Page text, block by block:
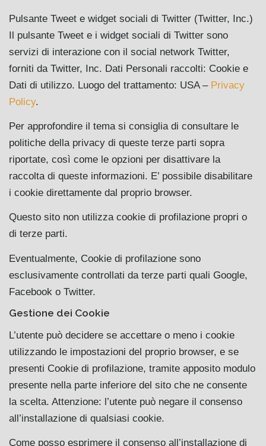
Pulsante Tweet e widget sociali di Twitter (Twitter, Inc.)
Il pulsante Tweet e i widget sociali di Twitter sono
servizi di interazione con il social network Twitter,
forniti da Twitter, Inc. Dati Personali raccolti: Cookie e
Dati di utilizzo. Luogo del trattamento: USA – Privacy
Policy.
Per approfondire il tema si consiglia di consultare le
politiche della privacy di queste terze parti sopra
riportate, così come le opzioni per disattivare la
raccolta di queste informazioni. E’ possibile disabilitare
i cookie direttamente dal proprio browser.
Questo sito non utilizza cookie di profilazione propri o
di terze parti.
Eventualmente, Cookie di profilazione sono
esclusivamente controllati da terze parti quali Google,
Facebook o Twitter.
Gestione dei Cookie
L’utente può decidere se accettare o meno i cookie
utilizzando le impostazioni del proprio browser, e se
presenti Cookie di profilazione, tramite apposito modulo
presente nella parte inferiore del sito che ne consente
la scelta. Attenzione: l’utente può negare il consenso
all’installazione di qualsiasi cookie.
Come posso esprimere il consenso all’installazione di